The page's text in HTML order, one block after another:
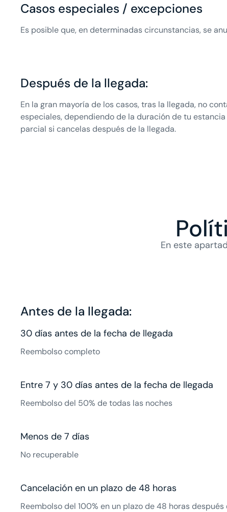
Casos especiales / excepciones
Es posible que, en determinadas circunstancias, se
Después de la llegada:
En la gran mayoría de los casos, tras la llegada, no
especiales, dependiendo de la duración de tu
parcial si cancelas después de la llegada.
En este
Antes de la llegada:
30 días antes de la fecha de llegada
Reembolso completo
Entre 7 y 30 días antes de la fecha de llegada
Reembolso del 50% de todas las noches
Menos de 7 días
No recuperable
Cancelación en un plazo de 48 horas
Reembolso del 100% en un plazo de 48 horas